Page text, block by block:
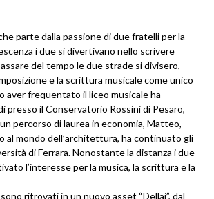
parte dalla passione di due fratelli per la
i due si divertivano nello scrivere
del tempo le due strade si divisero,
e la scrittura musicale come unico
aver frequentato il liceo musicale ha
presso il Conservatorio Rossini di Pesaro,
percorso di laurea in economia, Matteo,
al mondo dell’architettura, ha continuato gli
di Ferrara. Nonostante la distanza i due
l’interesse per la musica, la scrittura e la
ritrovati in un nuovo asset “Dellai”, dal